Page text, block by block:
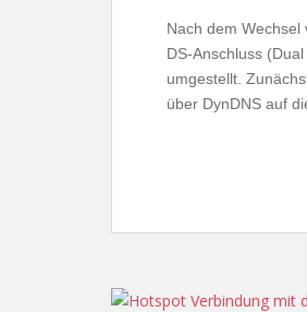
Nach dem
DS-Anschluss
umgestellt.
über DynDNS auf